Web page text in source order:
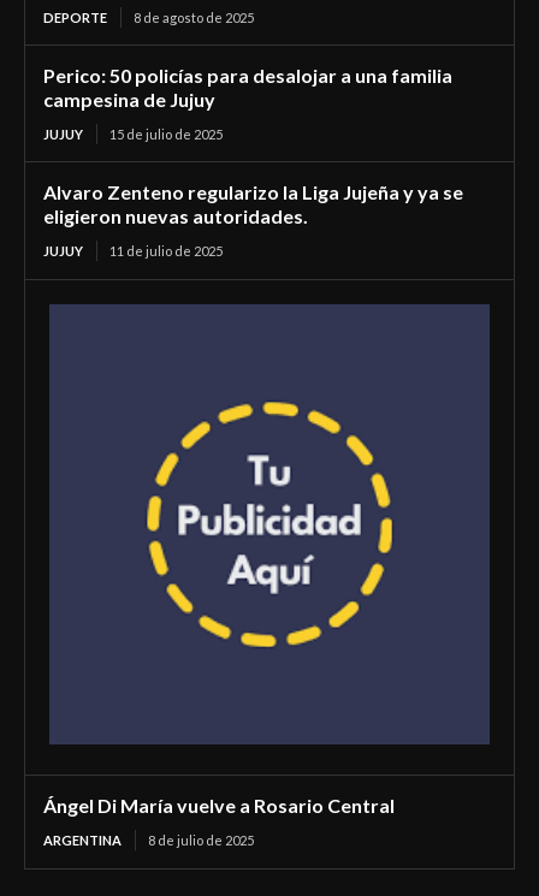
DEPORTE 8 de agosto de 2025
Perico: 50 policías para desalojar a una familia
campesina de Jujuy
JUJUY 15 de julio de 2025
Alvaro Zenteno regularizo la Liga Jujeña y ya se
eligieron nuevas autoridades.
JUJUY 11 de julio de 2025
Ángel Di María vuelve a Rosario Central
ARGENTINA 8 de julio de 2025